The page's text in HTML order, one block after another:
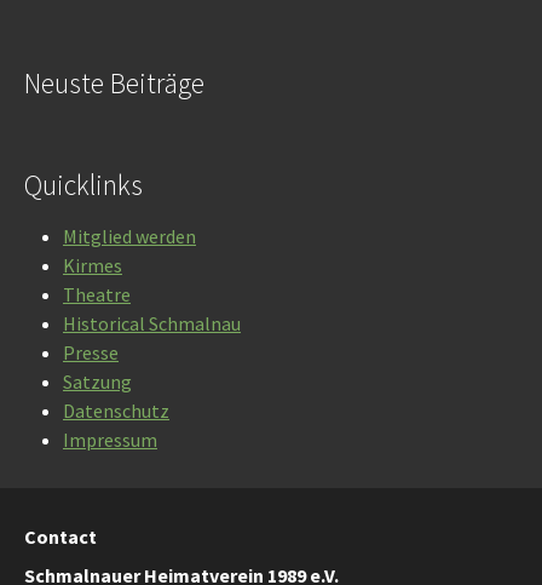
Neuste Beiträge
Quicklinks
Mitglied werden
Kirmes
Theatre
Historical Schmalnau
Presse
Satzung
Datenschutz
Impressum
Contact
Schmalnauer Heimatverein 1989 e.V.